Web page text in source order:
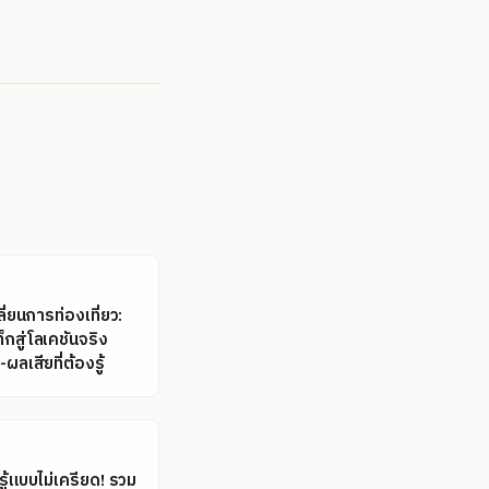
ยนการท่องเที่ยว:
สู่โลเคชันจริง
ลเสียที่ต้องรู้
แบบไม่เครียด! รวม